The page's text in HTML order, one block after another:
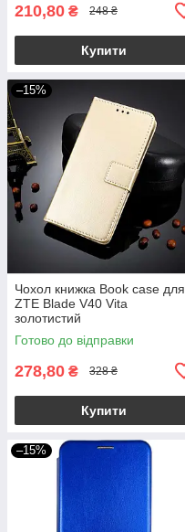
210,80 ₴ 248 ₴
Купити
–15%
Чохол книжка Book case для
ZTE Blade V40 Vita
золотистий
Готово до відправки
278,80 ₴ 328 ₴
Купити
–15%